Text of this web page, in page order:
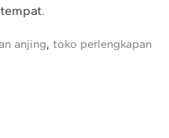
anjing, toko perlengkapan